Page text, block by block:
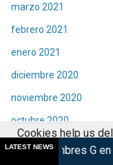
marzo 2021
febrero 2021
enero 2021
diciembre 2020
noviembre 2020
octubre 2020
septiembre 2020
LATEST NEWS
en cines
Cookies help us
services, you